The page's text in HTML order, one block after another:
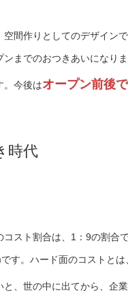
間作りとしてのデザイン
までのおつきあいになり
。今後はオープン前後
時代
スト割合は、1：9の割合
す。ハード面のコストと
、世の中に出てから、企